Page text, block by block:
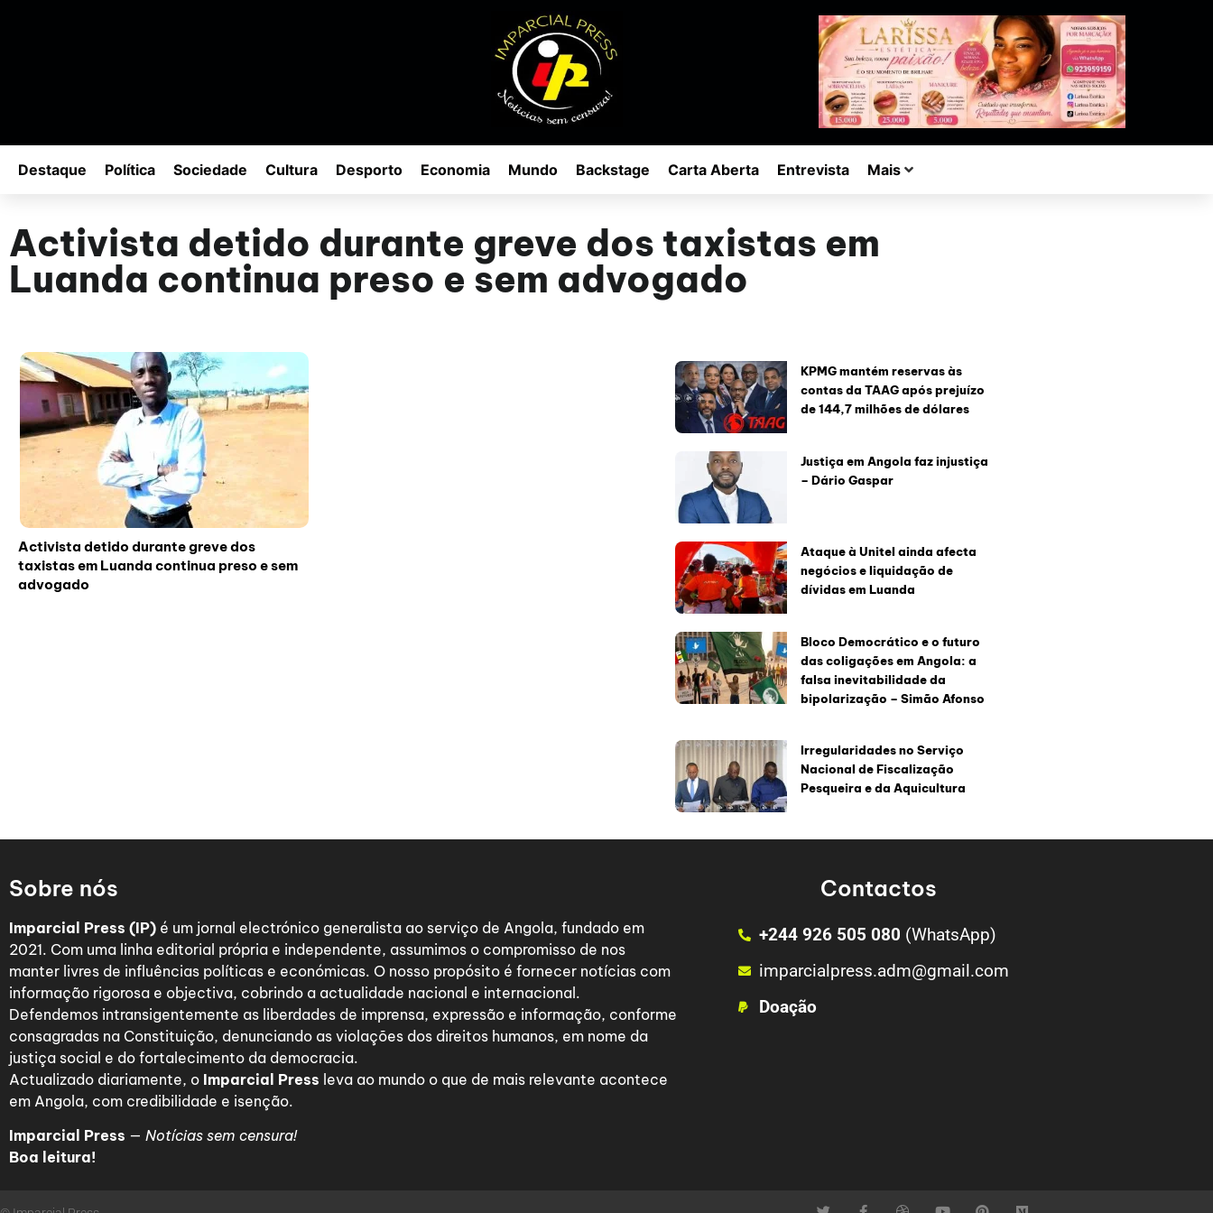
Destaque Política Sociedade Cultura Desporto Economia Mundo Backstage Carta Aberta Entrevista Mais
Activista detido durante greve dos taxistas em
Luanda continua preso e sem advogado
Activista detido durante greve dos
taxistas em Luanda continua preso e sem
advogado
KPMG mantém reservas às
contas da TAAG após prejuízo
de 144,7 milhões de dólares
Justiça em Angola faz injustiça
– Dário Gaspar
Ataque à Unitel ainda afecta
negócios e liquidação de
dívidas em Luanda
Bloco Democrático e o futuro
das coligações em Angola: a
falsa inevitabilidade da
bipolarização – Simão Afonso
Irregularidades no Serviço
Nacional de Fiscalização
Pesqueira e da Aquicultura
Sobre nós
Imparcial Press (IP) é um jornal electrónico generalista ao serviço de Angola, fundado em
2021. Com uma linha editorial própria e independente, assumimos o compromisso de nos
manter livres de influências políticas e económicas. O nosso propósito é fornecer notícias com
informação rigorosa e objectiva, cobrindo a actualidade nacional e internacional.
Defendemos intransigentemente as liberdades de imprensa, expressão e informação, conforme
consagradas na Constituição, denunciando as violações dos direitos humanos, em nome da
justiça social e do fortalecimento da democracia.
Actualizado diariamente, o Imparcial Press leva ao mundo o que de mais relevante acontece
em Angola, com credibilidade e isenção.
Imparcial Press — Notícias sem censura!
Boa leitura!
Contactos
+244 926 505 080 (WhatsApp)
imparcialpress.adm@gmail.com
Doação